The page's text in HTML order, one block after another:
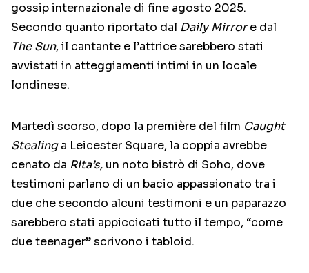
gossip internazionale di fine agosto 2025.
Secondo quanto riportato dal Daily Mirrore dal
The Sun, il cantante e l’attrice sarebbero stati
avvistati in atteggiamenti intimi in un locale
londinese.
Martedì scorso, dopo la première del film Caught
Stealinga Leicester Square, la coppia avrebbe
cenato da Rita’s, un noto bistrò di Soho, dove
testimoni parlano di un bacio appassionato tra i
due che secondo alcuni testimoni e un paparazzo
sarebbero stati appiccicati tutto il tempo, “come
due teenager” scrivono i tabloid.